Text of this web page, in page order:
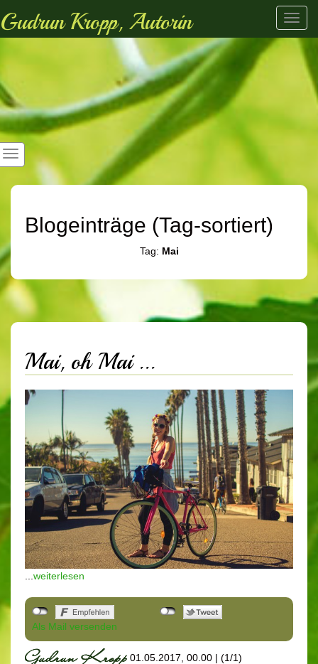
Gudrun Kropp, Autorin
Blogeinträge (Tag-sortiert)
Tag: Mai
Mai, oh Mai ...
weiterlesen
Als Mail versenden
01.05.2017, 00.00 | (1/1)